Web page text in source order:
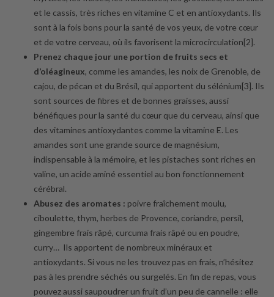
et le cassis, très riches en vitamine C et en antioxydants. Ils
sont à la fois bons pour la santé de vos yeux, de votre cœur
et de votre cerveau, où ils favorisent la microcirculation[2].
Prenez chaque jour une portion de fruits secs et
d’oléagineux, comme les amandes, les noix de Grenoble, de
cajou, de pécan et du Brésil, qui apportent du sélénium[3]. Ils
sont sources de fibres et de bonnes graisses, aussi
bénéfiques pour la santé du cœur que du cerveau, ainsi que
des vitamines antioxydantes comme la vitamine E. Les
amandes sont une grande source de magnésium,
indispensable à la mémoire, et les pistaches sont riches en
valine, un acide aminé essentiel au bon fonctionnement
cérébral.
Abusez des aromates : poivre fraîchement moulu,
ciboulette, thym, herbes de Provence, coriandre, persil,
gingembre frais râpé, curcuma frais râpé ou en poudre,
curry… Ils apportent de nombreux minéraux et
antioxydants. Si vous ne les trouvez pas en frais, n’hésitez
pas à les prendre séchés ou surgelés. En fin de repas, vous
pouvez aussi saupoudrer un fruit d’un peu de cannelle : elle